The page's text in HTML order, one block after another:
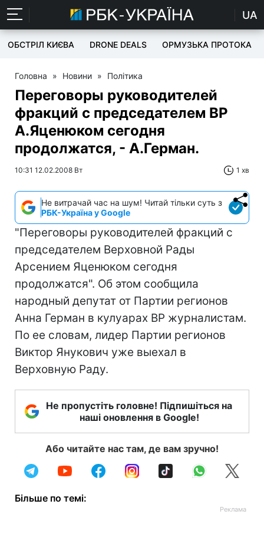
UA
ОБСТРІЛ КИЄВА DRONE DEALS ОРМУЗЬКА ПРОТОКА
Головна » Новини » Політика
Переговоры руководителей
фракций с председателем ВР
А.Яценюком сегодня
продолжатся, - А.Герман.
10:31 12.02.2008 Вт 1 хв
Не витрачай час на шум! Читай тільки суть з
РБК-Україна у Google
"Переговоры руководителей фракций с
председателем Верховной Рады
Арсением Яценюком сегодня
продолжатся". Об этом сообщила
народный депутат от Партии регионов
Анна Герман в кулуарах ВР журналистам.
По ее словам, лидер Партии регионов
Виктор Янукович уже выехал в
Верховную Раду.
Не пропустіть головне! Підпишіться на
наші оновлення в Google!
Або читайте нас там, де вам зручно!
Більше по темі: